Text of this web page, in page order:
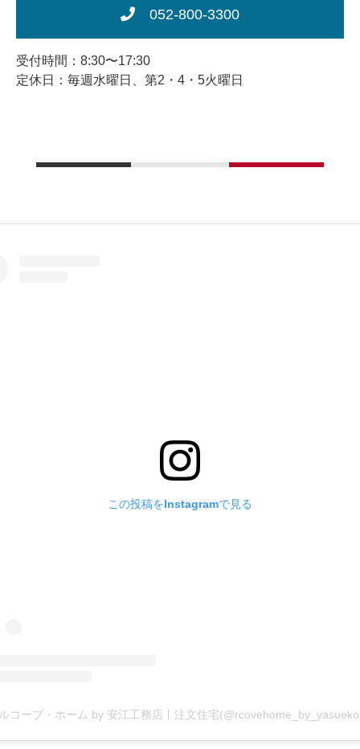
052-800-3300
受付時間：8:30〜17:30
定休日：毎週水曜日、第2・4・5火曜日
この投稿をInstagramで見る